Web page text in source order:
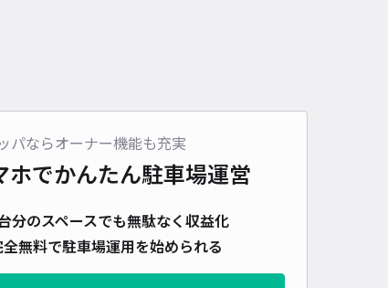
パならオーナー機能も充実
ホでかんたん駐車場運営
分のスペースでも無駄なく収益化
無料で駐車場運用を始められる